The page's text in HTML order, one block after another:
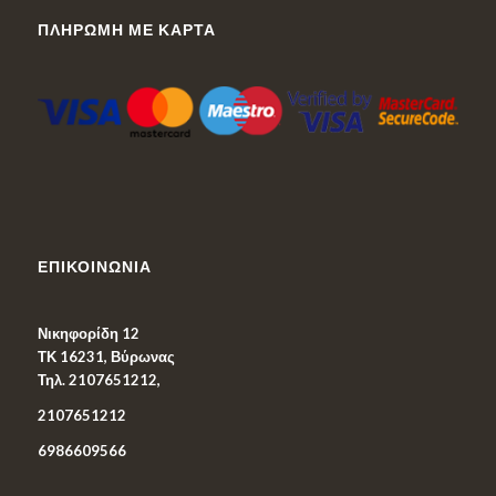
ΠΛΗΡΩΜΉ ΜΕ ΚΆΡΤΑ
ΕΠΙΚΟΙΝΩΝΊΑ
Νικηφορίδη 12
ΤΚ 16231, Βύρωνας
Τηλ. 2107651212,
2107651212
6986609566